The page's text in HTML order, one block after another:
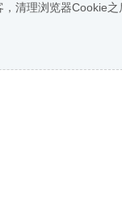
清理浏览器Cookie